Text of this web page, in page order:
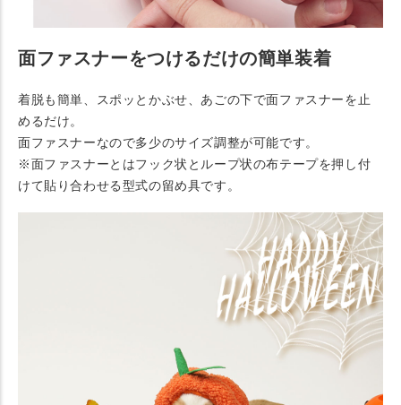
面ファスナーをつけるだけの簡単装着
着脱も簡単、スポッとかぶせ、あごの下で面ファスナーを止
めるだけ。
面ファスナーなので多少のサイズ調整が可能です。
※面ファスナーとはフック状とループ状の布テープを押し付
けて貼り合わせる型式の留め具です。